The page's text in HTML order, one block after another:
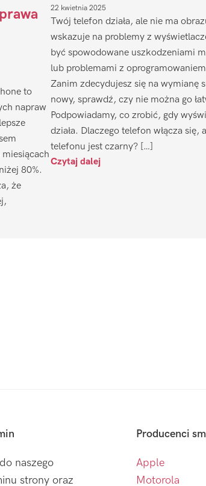
to
napraw
80%.
że
22 kwietnia 2025
Twój telefon działa, ale nie ma
wskazuje na problemy z
być spowodowane uszkodzeniami
lub problemami z
Zanim zdecydujesz się na wymianę
nowy, sprawdź, czy nie można go
Podpowiadamy, co zrobić, gdy
działa. Dlaczego telefon włącza się,
telefonu jest czarny? […]
Czytaj dalej
naszego
strony oraz
Producenci
Apple
Motorola